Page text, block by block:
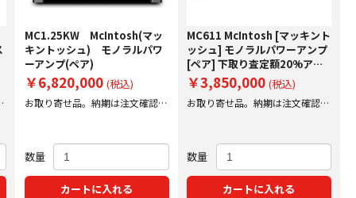
MC1.25KW McIntosh(マッ
キントッシュ) モノラルパワ
ーアンプ(ペア)
￥6,820,000 (税込)
お取り寄せ品。納期は注文確認後
数量
カートに入れる
MC611 McIntosh [マッキント
ッシュ] モノラルパワーアンプ
[ペア] 下取り査定額20%アッ
プ実施中！
￥3,850,000 (税込)
お取り寄せ品。納期は注文確認後
数量
カートに入れる